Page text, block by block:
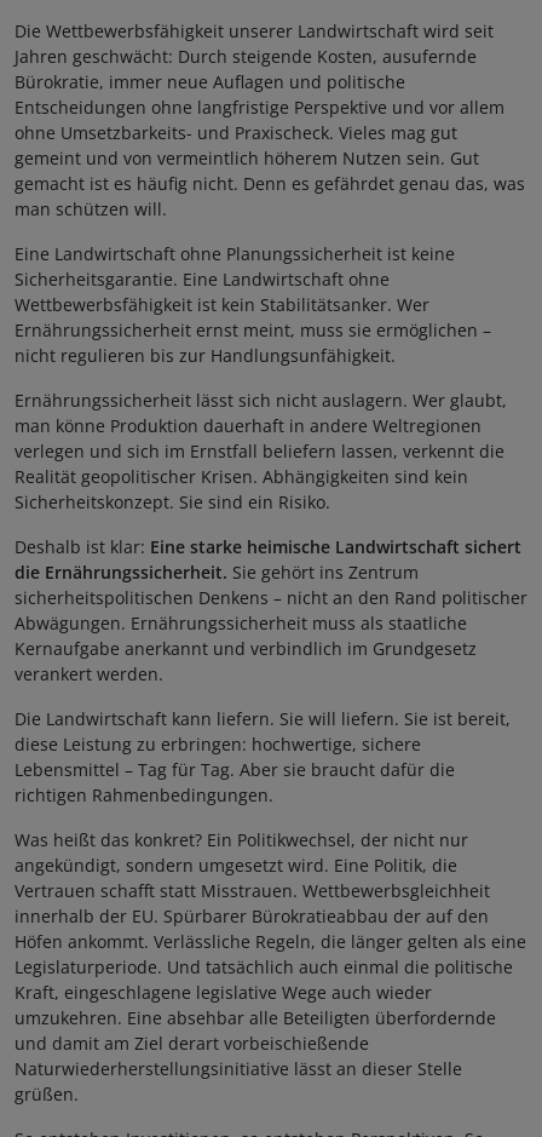
Die Wettbewerbsfähigkeit unserer Landwirtschaft wird seit
Jahren geschwächt: Durch steigende Kosten, ausufernde
Bürokratie, immer neue Auflagen und politische
Entscheidungen ohne langfristige Perspektive und vor allem
ohne Umsetzbarkeits- und Praxischeck. Vieles mag gut
gemeint und von vermeintlich höherem Nutzen sein. Gut
gemacht ist es häufig nicht. Denn es gefährdet genau das, was
man schützen will.
Eine Landwirtschaft ohne Planungssicherheit ist keine
Sicherheitsgarantie. Eine Landwirtschaft ohne
Wettbewerbsfähigkeit ist kein Stabilitätsanker. Wer
Ernährungssicherheit ernst meint, muss sie ermöglichen –
nicht regulieren bis zur Handlungsunfähigkeit.
Ernährungssicherheit lässt sich nicht auslagern. Wer glaubt,
man könne Produktion dauerhaft in andere Weltregionen
verlegen und sich im Ernstfall beliefern lassen, verkennt die
Realität geopolitischer Krisen. Abhängigkeiten sind kein
Sicherheitskonzept. Sie sind ein Risiko.
Deshalb ist klar: Eine starke heimische Landwirtschaft sichert
die Ernährungssicherheit. Sie gehört ins Zentrum
sicherheitspolitischen Denkens – nicht an den Rand politischer
Abwägungen. Ernährungssicherheit muss als staatliche
Kernaufgabe anerkannt und verbindlich im Grundgesetz
verankert werden.
Die Landwirtschaft kann liefern. Sie will liefern. Sie ist bereit,
diese Leistung zu erbringen: hochwertige, sichere
Lebensmittel – Tag für Tag. Aber sie braucht dafür die
richtigen Rahmenbedingungen.
Was heißt das konkret? Ein Politikwechsel, der nicht nur
angekündigt, sondern umgesetzt wird. Eine Politik, die
Vertrauen schafft statt Misstrauen. Wettbewerbsgleichheit
innerhalb der EU. Spürbarer Bürokratieabbau der auf den
Höfen ankommt. Verlässliche Regeln, die länger gelten als eine
Legislaturperiode. Und tatsächlich auch einmal die politische
Kraft, eingeschlagene legislative Wege auch wieder
umzukehren. Eine absehbar alle Beteiligten überfordernde
und damit am Ziel derart vorbeischießende
Naturwiederherstellungsinitiative lässt an dieser Stelle
grüßen.